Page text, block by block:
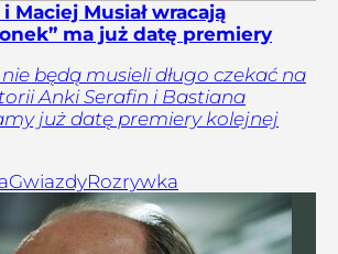
Maciej Musiał wracają
ma już datę premiery
nie będą musieli długo czekać na
Anki Serafin i Bastiana
już datę premiery kolejnej
GwiazdyRozrywka